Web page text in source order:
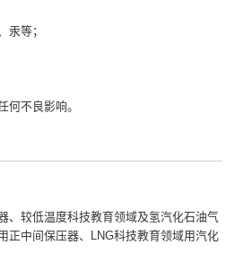
汞等；
何不良影响。
、较低温度科技教育领域及氢汽化石油气
正中间保压器、LNG科技教育领域用汽化